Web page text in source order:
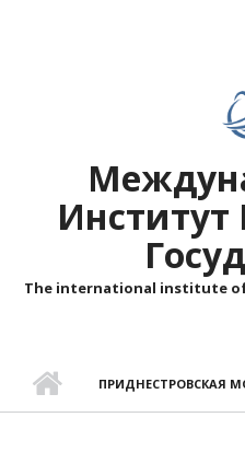
The international institute
ПРИДНЕСТРОВСКАЯ